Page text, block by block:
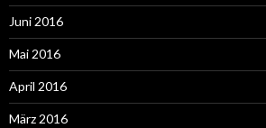
Juni 2016
Mai 2016
April 2016
März 2016